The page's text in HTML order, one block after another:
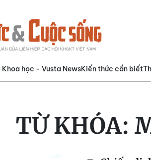
Khoa học - Vusta NewsKiến thức cần biết
TỪ KHÓA: